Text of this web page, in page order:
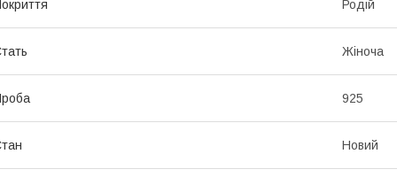
Родій
Жіноча
925
Новий